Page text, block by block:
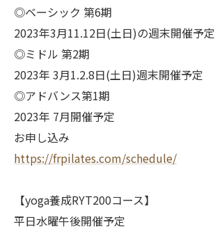
◎ベーシック 第6期
2023年3月11.12日(土日)の週末開催予定
◎ミドル 第2期
2023年 3月1.2.8日(土日)週末開催予定
◎アドバンス第1期
2023年 7月開催予定
お申し込み
https://frpilates.com/schedule/
【yoga養成RYT200コース】
平日水曜午後開催予定